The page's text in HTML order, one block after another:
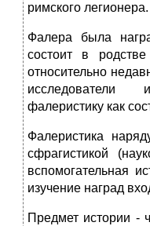
римского легионера.
Фалера была
состоит в
относительно
фалеристику как
Фалеристика
сфрагистикой
вспомогательная
изучение наград
Предмет истории -